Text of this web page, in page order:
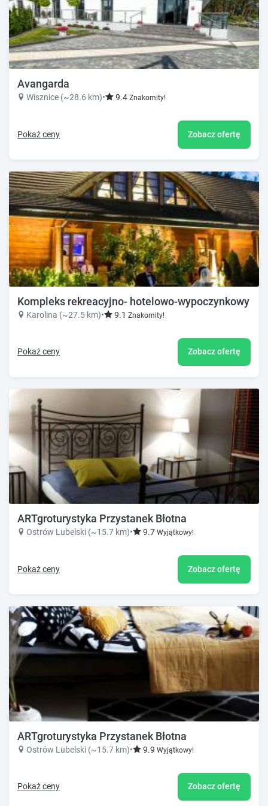
Avangarda
Wisznice (~28.6 km)• 9.4 Znakomity!
Pokaż ceny Zobacz ofertę
Kompleks rekreacyjno- hotelowo-wypoczynkowy
Karolina (~27.5 km)• 9.1 Znakomity!
Pokaż ceny Zobacz ofertę
ARTgroturystyka Przystanek Błotna
Ostrów Lubelski (~15.7 km)• 9.7 Wyjątkowy!
Pokaż ceny Zobacz ofertę
ARTgroturystyka Przystanek Błotna
Ostrów Lubelski (~15.7 km)• 9.9 Wyjątkowy!
Pokaż ceny Zobacz ofertę